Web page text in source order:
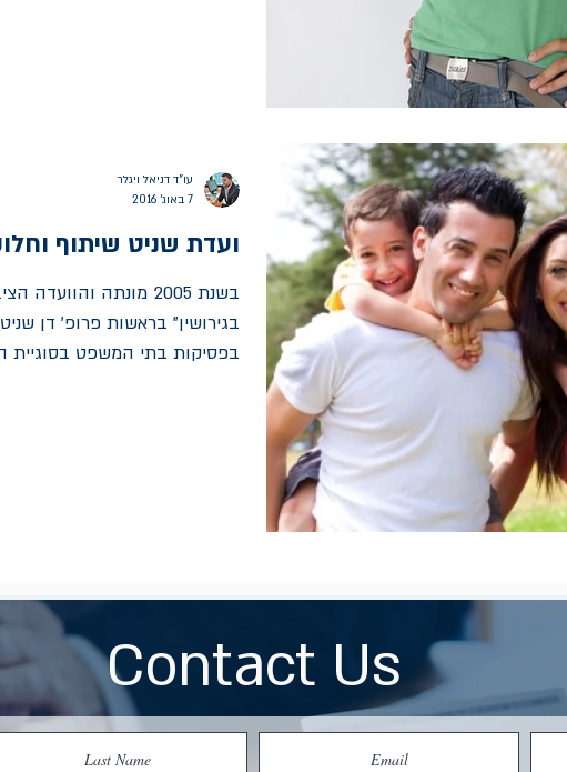
ועדת שניט שיתוף
בשנת 2005 מונתה
בגירושין" בראשות פרופ' דן
בפסיקות בתי המשפט בסוגיית
עו"ד דניאל ויגלר
7 באוג׳ 2016
Contact Us